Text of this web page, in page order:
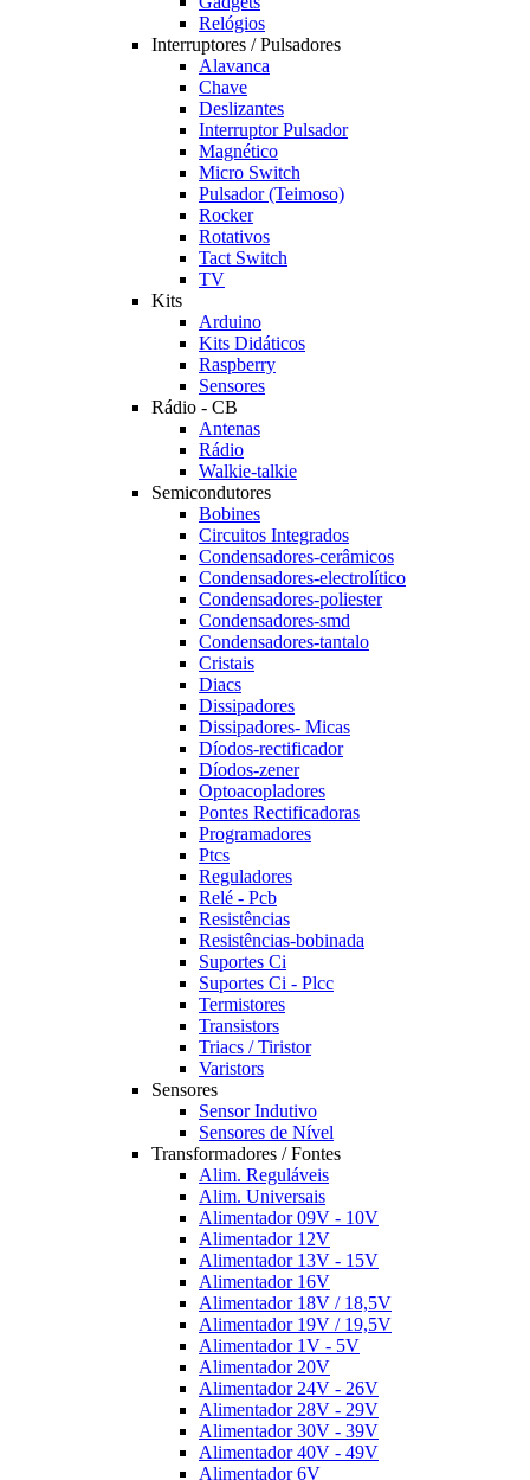
Relógios
Interruptores / Pulsadores
Alavanca
Chave
Deslizantes
Interruptor Pulsador
Magnético
Micro Switch
Pulsador (Teimoso)
Rocker
Rotativos
Tact Switch
TV
Kits
Arduino
Kits Didáticos
Raspberry
Sensores
Rádio - CB
Antenas
Rádio
Walkie-talkie
Semicondutores
Bobines
Circuitos Integrados
Condensadores-cerâmicos
Condensadores-electrolítico
Condensadores-poliester
Condensadores-smd
Condensadores-tantalo
Cristais
Diacs
Dissipadores
Dissipadores- Micas
Díodos-rectificador
Díodos-zener
Optoacopladores
Pontes Rectificadoras
Programadores
Ptcs
Reguladores
Relé - Pcb
Resistências
Resistências-bobinada
Suportes Ci
Suportes Ci - Plcc
Termistores
Transistors
Triacs / Tiristor
Varistors
Sensores
Sensor Indutivo
Sensores de Nível
Transformadores / Fontes
Alim. Reguláveis
Alim. Universais
Alimentador 09V - 10V
Alimentador 12V
Alimentador 13V - 15V
Alimentador 16V
Alimentador 18V / 18,5V
Alimentador 19V / 19,5V
Alimentador 1V - 5V
Alimentador 20V
Alimentador 24V - 26V
Alimentador 28V - 29V
Alimentador 30V - 39V
Alimentador 40V - 49V
Alimentador 6V